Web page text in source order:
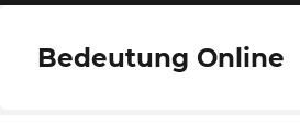
Bedeutung Online